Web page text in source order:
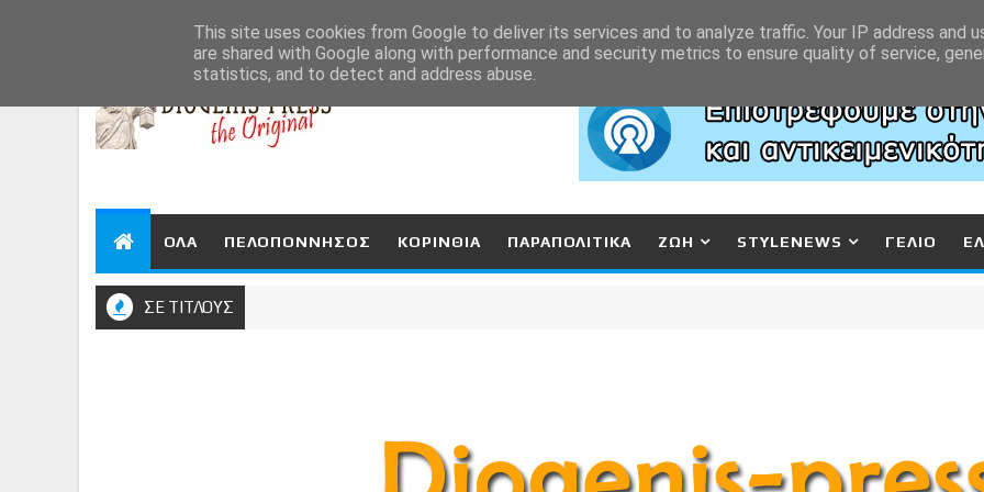
ΟΛΑ ΠΕΛΟΠΟΝΝΗΣΟΣ ΚΟΡΙΝΘΙΑ ΠΑΡΑΠΟΛΙΤΙΚΑ ΖΩΗ STYLENEWS ΓΕΛΙΟ
ΣΕ ΤΙΤΛΟΥΣ
This site uses cookies from Google to deliver its services and to analyze traffic. Your IP address and
are shared with Google along with performance and security metrics to ensure quality of service,
statistics, and to detect and address abuse.